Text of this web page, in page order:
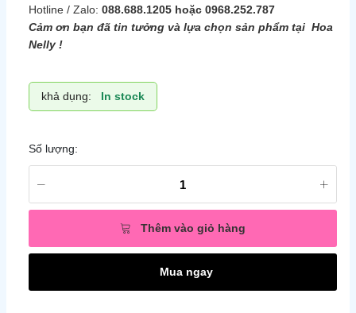
Hotline / Zalo: 088.688.1205 hoặc 0968.252.787
Cảm ơn bạn đã tin tưởng và lựa chọn sản phẩm tại Hoa
Nelly !
khả dụng: In stock
Số lượng:
Thêm vào giỏ hàng
Mua ngay